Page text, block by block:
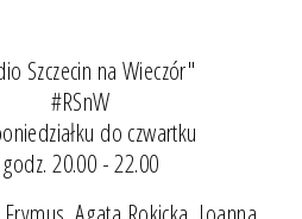
Szczecin na Wieczór"
#RSnW
do czwartku
godz. 20.00 - 22.00